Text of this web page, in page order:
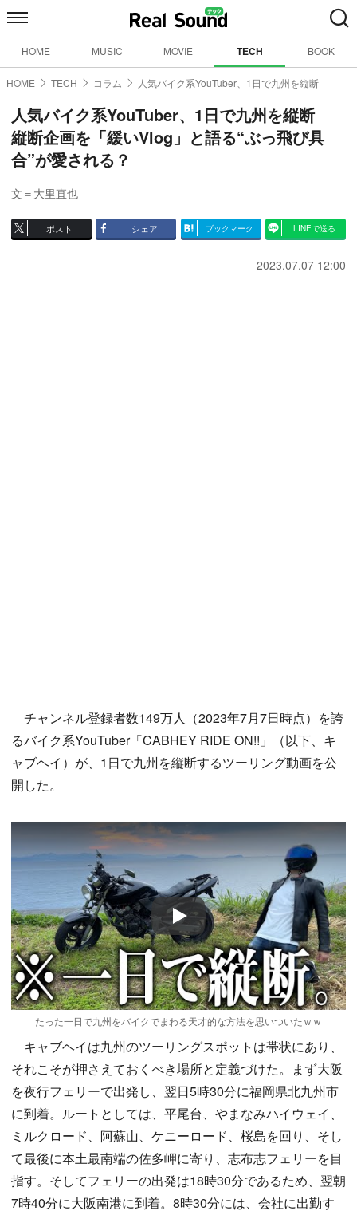
HOME MUSIC MOVIE TECH BOOK
HOME TECH コラム 人気バイク系YouTuber、1日で九州を縦断
人気バイク系YouTuber、1日で九州を縦断
縦断企画を「緩いVlog」と語る“ぶっ飛び具
合”が愛される？
文＝大里直也
ポスト シェア ブックマーク LINEで送る
2023.07.07 12:00
チャンネル登録者数149万人（2023年7月7日時点）を誇
るバイク系YouTuber「CABHEY RIDE ON!!」（以下、キ
ャブヘイ）が、1日で九州を縦断するツーリング動画を公
開した。
Play
たった一日で九州をバイクでまわる天才的な方法を思いついたｗｗ
キャブヘイは九州のツーリングスポットは帯状にあり、
それこそが押さえておくべき場所と定義づけた。まず大阪
を夜行フェリーで出発し、翌日5時30分に福岡県北九州市
に到着。ルートとしては、平尾台、やまなみハイウェイ、
ミルクロード、阿蘇山、ケニーロード、桜島を回り、そし
て最後に本土最南端の佐多岬に寄り、志布志フェリーを目
指す。そしてフェリーの出発は18時30分であるため、翌朝
7時40分に大阪南港に到着。8時30分には、会社に出勤す